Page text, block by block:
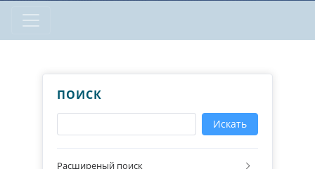
ПОИСК
Искать
Расширеный поиск